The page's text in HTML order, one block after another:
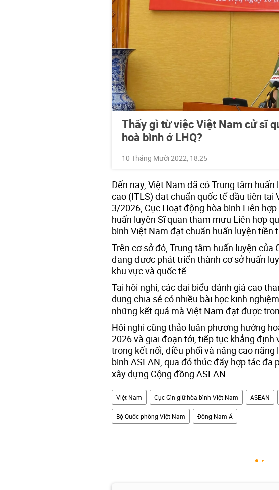
Thấy gì từ việc Việt Nam cử sĩ
hoà bình ở LHQ?
10 Tháng Mười 2022, 18:25
Đến nay, Việt Nam đã có Trung tâm
cao (ITLS) đạt chuẩn quốc tế đầu tiên tại
3/2026, Cục Hoạt động hòa bình Liên
huấn luyện Sĩ quan tham mưu Liên hợp
bình Việt Nam đạt chuẩn huấn luyện tiền
Trên cơ sở đó, Trung tâm huấn luyện của
đang được phát triển thành cơ sở huấn
khu vực và quốc tế.
Tại hội nghị, các đại biểu đánh giá cao
dung chia sẻ có nhiều bài học kinh
những kết quả mà Việt Nam đạt được
Hội nghị cũng thảo luận phương hướng
2026 và giai đoạn tới, tiếp tục khẳng định
trong kết nối, điều phối và nâng cao
bình ASEAN, qua đó thúc đẩy hợp tác
xây dựng Cộng đồng ASEAN.
Việt Nam Cục Gìn giữ hòa bình Việt Nam ASEAN
Bộ Quốc phòng Việt Nam Đông Nam Á